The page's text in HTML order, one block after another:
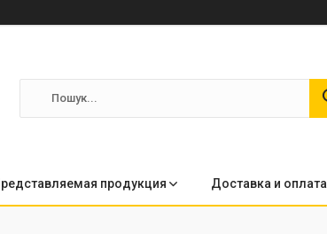
продукция Доставка и оплата